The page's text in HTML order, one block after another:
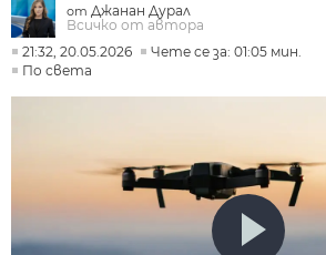
от Джанан Дурал
Всичко от автора
21:32, 20.05.2026
Чете се за: 01:05 мин.
По света